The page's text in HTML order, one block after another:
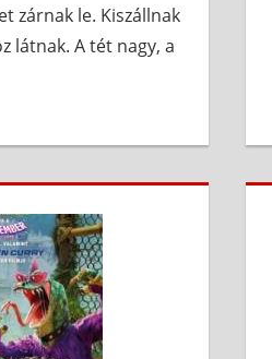
zárnak le. Kiszállnak
látnak. A tét nagy, a